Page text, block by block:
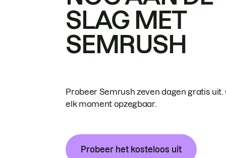
SLAG MET
SEMRUSH
Probeer Semrush zeven dagen gratis uit.
elk moment opzegbaar.
Probeer het kosteloos uit